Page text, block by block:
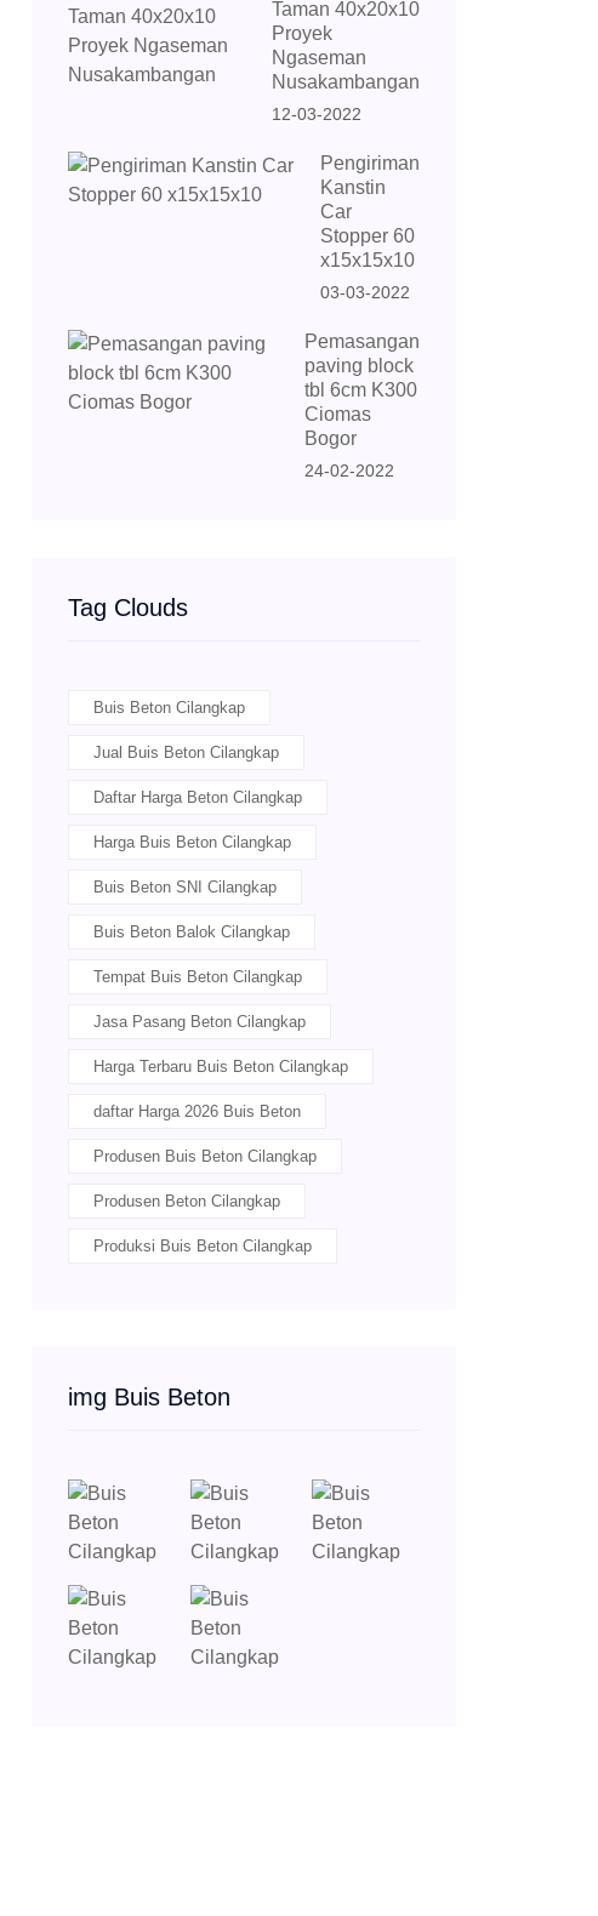
Taman 40x20x10
Proyek
Ngaseman
Nusakambangan
12-03-2022
Pengiriman
Kanstin
Car
Stopper 60
x15x15x10
03-03-2022
Pemasangan
paving block
tbl 6cm K300
Ciomas
Bogor
24-02-2022
Tag Clouds
Buis Beton Cilangkap
Jual Buis Beton Cilangkap
Daftar Harga Beton Cilangkap
Harga Buis Beton Cilangkap
Buis Beton SNI Cilangkap
Buis Beton Balok Cilangkap
Tempat Buis Beton Cilangkap
Jasa Pasang Beton Cilangkap
Harga Terbaru Buis Beton Cilangkap
daftar Harga 2026 Buis Beton
Produsen Buis Beton Cilangkap
Produsen Beton Cilangkap
Produksi Buis Beton Cilangkap
img Buis Beton